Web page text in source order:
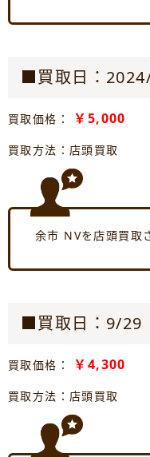
■買取日：
買取価格： ￥5,000
買取方法：店頭買取
余市 NVを店頭買取
■買取日：9/29
買取価格： ￥4,300
買取方法：店頭買取